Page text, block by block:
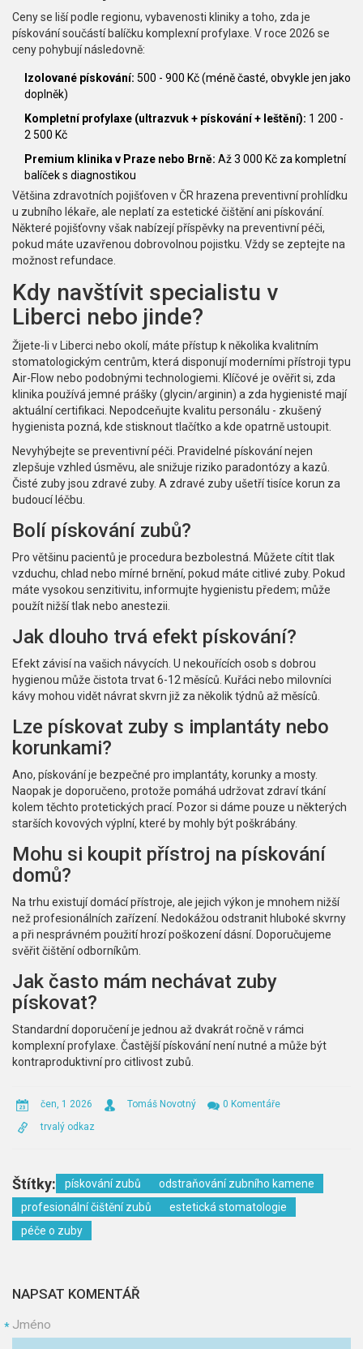
Ceny se liší podle regionu, vybavenosti kliniky a toho, zda je
pískování součástí balíčku komplexní profylaxe. V roce 2026 se
ceny pohybují následovně:
Izolované pískování: 500 - 900 Kč (méně časté, obvykle jen jako
doplněk)
Kompletní profylaxe (ultrazvuk + pískování + leštění): 1 200 -
2 500 Kč
Premium klinika v Praze nebo Brně: Až 3 000 Kč za kompletní
balíček s diagnostikou
Většina zdravotních pojišťoven v ČR hrazena preventivní prohlídku
u zubního lékaře, ale neplatí za estetické čištění ani pískování.
Některé pojišťovny však nabízejí příspěvky na preventivní péči,
pokud máte uzavřenou dobrovolnou pojistku. Vždy se zeptejte na
možnost refundace.
Kdy navštívit specialistu v
Liberci nebo jinde?
Žijete-li v Liberci nebo okolí, máte přístup k několika kvalitním
stomatologickým centrům, která disponují moderními přístroji typu
Air-Flow nebo podobnými technologiemi. Klíčové je ověřit si, zda
klinika používá jemné prášky (glycin/arginin) a zda hygienisté mají
aktuální certifikaci. Nepodceňujte kvalitu personálu - zkušený
hygienista pozná, kde stisknout tlačítko a kde opatrně ustoupit.
Nevyhýbejte se preventivní péči. Pravidelné pískování nejen
zlepšuje vzhled úsměvu, ale snižuje riziko paradontózy a kazů.
Čisté zuby jsou zdravé zuby. A zdravé zuby ušetří tisíce korun za
budoucí léčbu.
Bolí pískování zubů?
Pro většinu pacientů je procedura bezbolestná. Můžete cítit tlak
vzduchu, chlad nebo mírné brnění, pokud máte citlivé zuby. Pokud
máte vysokou senzitivitu, informujte hygienistu předem; může
použít nižší tlak nebo anestezii.
Jak dlouho trvá efekt pískování?
Efekt závisí na vašich návycích. U nekouřících osob s dobrou
hygienou může čistota trvat 6-12 měsíců. Kuřáci nebo milovníci
kávy mohou vidět návrat skvrn již za několik týdnů až měsíců.
Lze pískovat zuby s implantáty nebo
korunkami?
Ano, pískování je bezpečné pro implantáty, korunky a mosty.
Naopak je doporučeno, protože pomáhá udržovat zdraví tkání
kolem těchto protetických prací. Pozor si dáme pouze u některých
starších kovových výplní, které by mohly být poškrábány.
Mohu si koupit přístroj na pískování
domů?
Na trhu existují domácí přístroje, ale jejich výkon je mnohem nižší
než profesionálních zařízení. Nedokážou odstranit hluboké skvrny
a při nesprávném použití hrozí poškození dásní. Doporučujeme
svěřit čištění odborníkům.
Jak často mám nechávat zuby
pískovat?
Standardní doporučení je jednou až dvakrát ročně v rámci
komplexní profylaxe. Častější pískování není nutné a může být
kontraproduktivní pro citlivost zubů.
čen, 1 2026 Tomáš Novotný
0 Komentáře
trvalý odkaz
Štítky: pískování zubů
odstraňování zubního kamene
profesionální čištění zubů
estetická stomatologie
péče o zuby
NAPSAT KOMENTÁŘ
Jméno
*